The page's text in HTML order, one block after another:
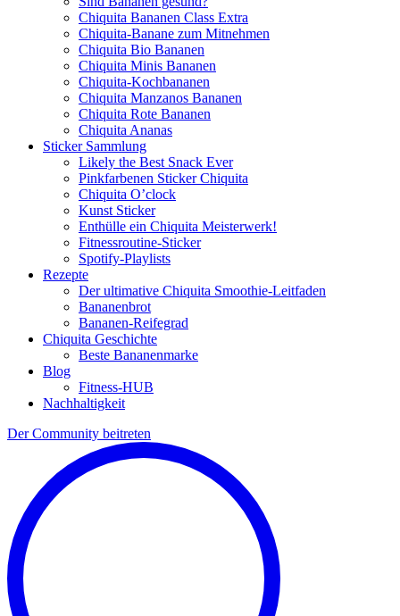
Chiquita Bananen Class Extra
Chiquita-Banane zum Mitnehmen
Chiquita Bio Bananen
Chiquita Minis Bananen
Chiquita-Kochbananen
Chiquita Manzanos Bananen
Chiquita Rote Bananen
Chiquita Ananas
Sticker Sammlung
Likely the Best Snack Ever
Pinkfarbenen Sticker Chiquita
Chiquita O’clock
Kunst Sticker
Enthülle ein Chiquita Meisterwerk!
Fitnessroutine-Sticker
Spotify-Playlists
Rezepte
Der ultimative Chiquita Smoothie-Leitfaden
Bananenbrot
Bananen-Reifegrad
Chiquita Geschichte
Beste Bananenmarke
Blog
Fitness-HUB
Nachhaltigkeit
Der Community beitreten